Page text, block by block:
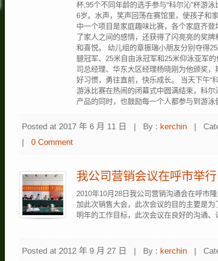
杯,95个不同年龄的选手参与“科尔沁”杯游
6岁。水声，笑声回荡在赛馆里，使孩子和
中一个项目是家庭趣味比赛，各个家庭齐
了家人之间的感情，还获得了闪亮亮的奖
和喜悦。 幼儿组的章振瑞小朋友分别夺得
腿冠军、25米自由泳冠军和25米仰泳亚军
司总经理、华东大区经理杨晓刚为他颁奖
好习惯，勇往直前，快乐成长。 当天下午“
游泳比赛在热闹的闭幕式中圆满结束，科
产品的同时，也鼓励每一个人都参与到游泳
Posted at 2017 年 6 月 11 日 | By : kerchin |
|
0 Comment
我公司营销会议在呼市举行
2010年10月28日我公司营销沟通会在呼市
加此次销售大会，此次会议的目的主要是
明年的工作目标，此次会议在良好的沟通
Posted at 2012 年 9 月 27 日 | By : kerchin |